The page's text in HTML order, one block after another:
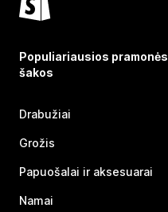
Populiariausios pramonės
šakos
Drabužiai
Grožis
Papuošalai ir aksesuarai
Namai